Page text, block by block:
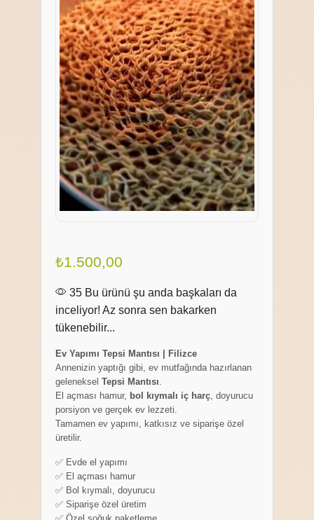
₺1.500,00
35 Bu ürünü şu anda başkaları da
inceliyor! Az sonra sen bakarken
tükenebilir...
Ev Yapımı Tepsi Mantısı | Filizce
Annenizin yaptığı gibi, ev mutfağında hazırlanan
geleneksel Tepsi Mantısı
El açması hamur, bol kıymalı iç harç, doyurucu
porsiyon ve gerçek ev lezzeti.
Tamamen ev yapımı, katkısız ve siparişe özel
üretilir.
✅ Evde el yapımı
✅ El açması hamur
✅ Bol kıymalı, doyurucu
✅ Siparişe özel üretim